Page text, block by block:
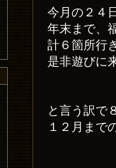
今月の２４
年末まで、
計６箇所行
是非遊びに
と言う訳で
１２月まで